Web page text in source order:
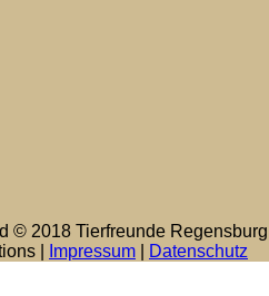
© 2018 Tierfreunde Regensburg
|
Impressum Datenschutz